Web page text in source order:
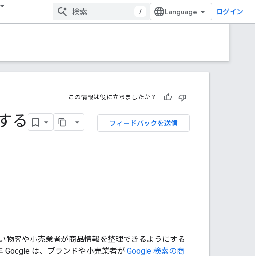
/ ログイン
この情報は役に立ちましたか？
フィードバックを送信
る
物客や小売業者が商品情報を整理できるようにする
Google は、ブランドや小売業者が Google 検索の商